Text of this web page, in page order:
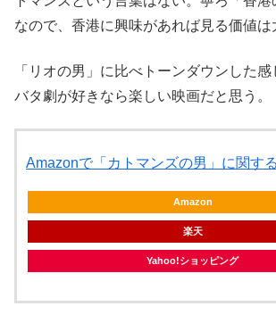
なので、香港に興味があれば見る価値は
「リオの男」に比べトーンダウンした
バタ劇が好きなら楽しい映画だと思う。
Amazonで「カトマンズの男」に関す
Amazon
楽天
Yahoo!ショッピング